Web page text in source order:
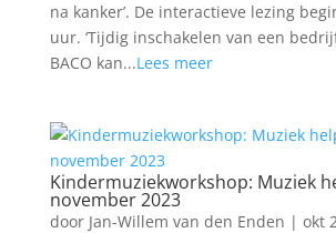
na kanker’. De interactieve lezing
uur. ‘Tijdig inschakelen van een
BACO kan...Lees meer
Kindermuziekworkshop: Muziek
november 2023
door Jan-Willem van den Enden | okt